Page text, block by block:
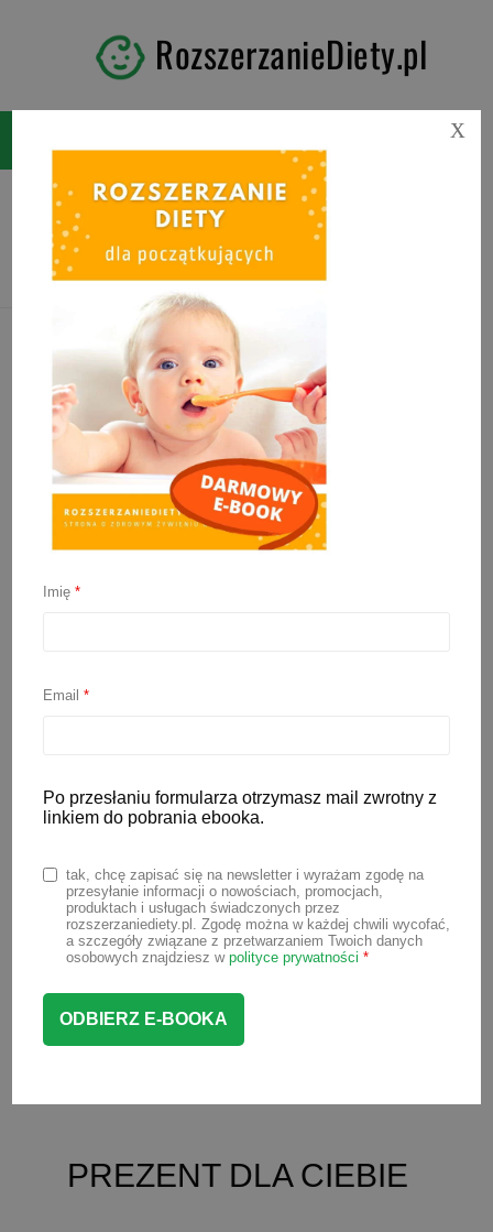
RozszerzanieDiety.pl
Tag:placki buraczane
Placki z buraka dla
placki z buraka z owocami. Można
dodać do nich jabłko, gruszkę lub
różowy kolor, który pewnie najbardziej
spodoba się małym księżniczkom. U
nas “różowe placki” rządzą w prawie
PREZENT DLA CIEBIE
Imię*
Email*
Po przesłaniu formularza otrzymasz mail zwrotny z
linkiem do pobrania ebooka.
tak, chcę zapisać się na newsletter i wyrażam zgodę na
przesyłanie informacji o nowościach, promocjach,
produktach i usługach świadczonych przez
rozszerzaniediety.pl. Zgodę można w każdej chwili wycofać,
a szczegóły związane z przetwarzaniem Twoich danych
osobowych znajdziesz w polityce prywatności *
X